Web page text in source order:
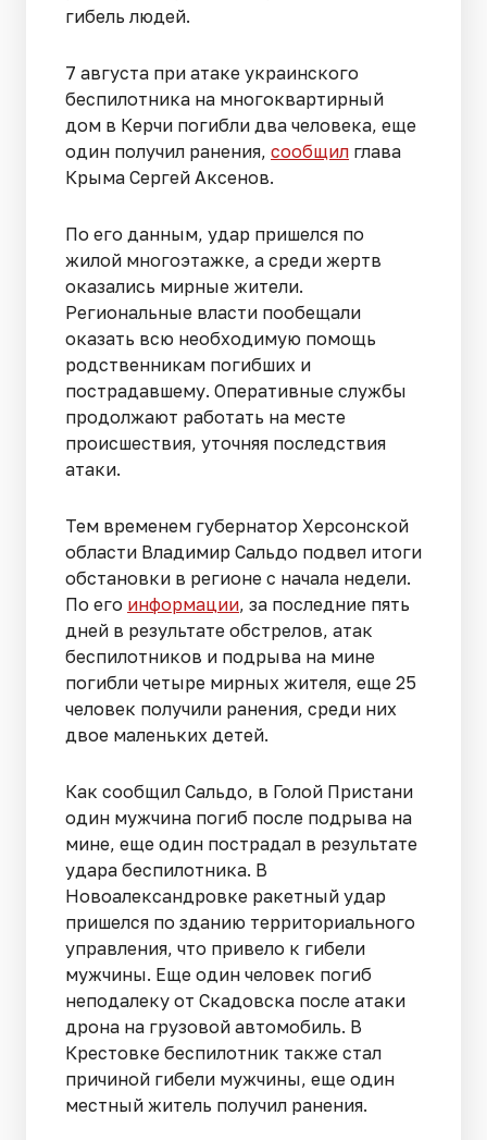
гибель людей.
7 августа при атаке украинского
беспилотника на многоквартирный
дом в Керчи погибли два человека, еще
один получил ранения, сообщил глава
Крыма Сергей Аксенов.
По его данным, удар пришелся по
жилой многоэтажке, а среди жертв
оказались мирные жители.
Региональные власти пообещали
оказать всю необходимую помощь
родственникам погибших и
пострадавшему. Оперативные службы
продолжают работать на месте
происшествия, уточняя последствия
атаки.
Тем временем губернатор Херсонской
области Владимир Сальдо подвел итоги
обстановки в регионе с начала недели.
По его информации, за последние пять
дней в результате обстрелов, атак
беспилотников и подрыва на мине
погибли четыре мирных жителя, еще 25
человек получили ранения, среди них
двое маленьких детей.
Как сообщил Сальдо, в Голой Пристани
один мужчина погиб после подрыва на
мине, еще один пострадал в результате
удара беспилотника. В
Новоалександровке ракетный удар
пришелся по зданию территориального
управления, что привело к гибели
мужчины. Еще один человек погиб
неподалеку от Скадовска после атаки
дрона на грузовой автомобиль. В
Крестовке беспилотник также стал
причиной гибели мужчины, еще один
местный житель получил ранения.